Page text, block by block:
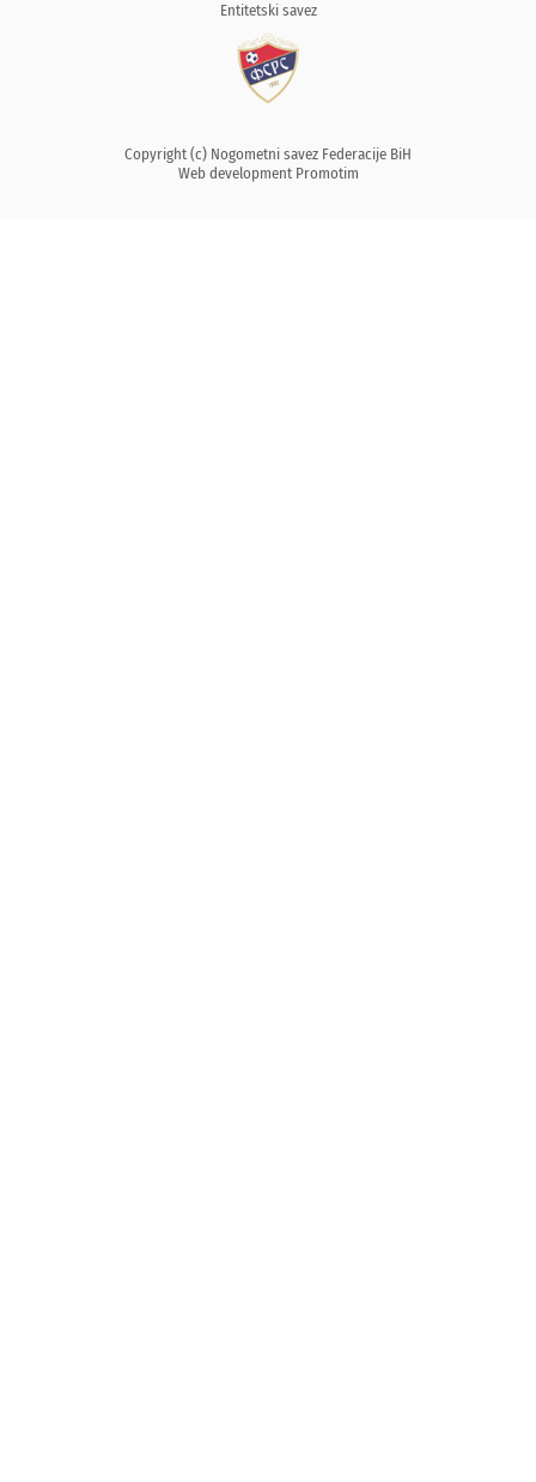
Entitetski savez
Copyright (c) Nogometni savez Federacije BiH
Web development Promotim